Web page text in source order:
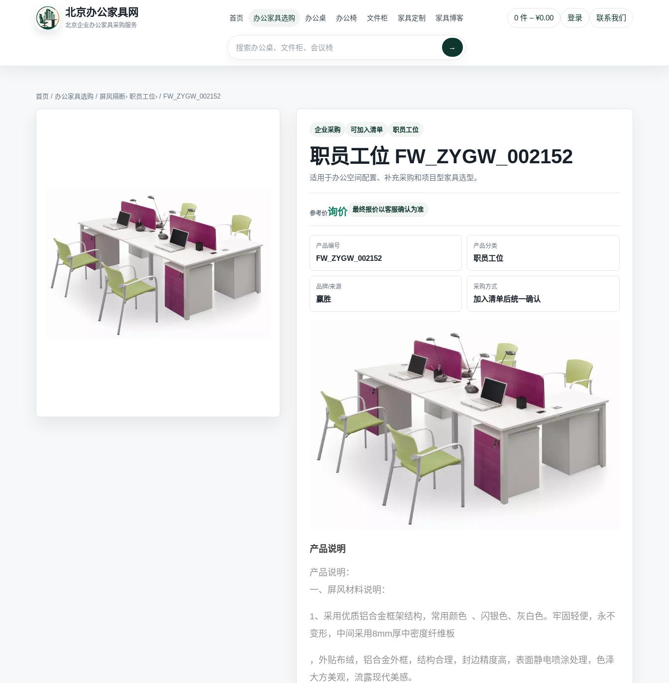
北京办公家具网
北京企业办公家具采购服务
0 件 – ¥0.00 登录 联系我们
首页 办公家具选购 办公桌 办公椅 文件柜 家具定制 家具博客
→
首页 / 办公家具选购 / 屏风隔断› 职员工位› / FW_ZYGW_002152
企业采购 可加入清单 职员工位
职员工位 FW_ZYGW_002152
适用于办公空间配置、补充采购和项目型家具选型。
询价 最终报价以客服确认为准
产品编号
FW_ZYGW_002152
产品分类
职员工位
品牌/来源
赢胜
采购方式
加入清单后统一确认
产品说明
产品说明：
一、屏风材料说明：
1、采用优质铝合金框架结构，常用颜色 、闪银色、灰白色。牢固轻便，永不
变形，中间采用8mm厚中密度纤维板
，外贴布绒，铝合金外框，结构合理，封边精度高，表面静电喷涂处理，色泽
大方美观，流露现代美感。